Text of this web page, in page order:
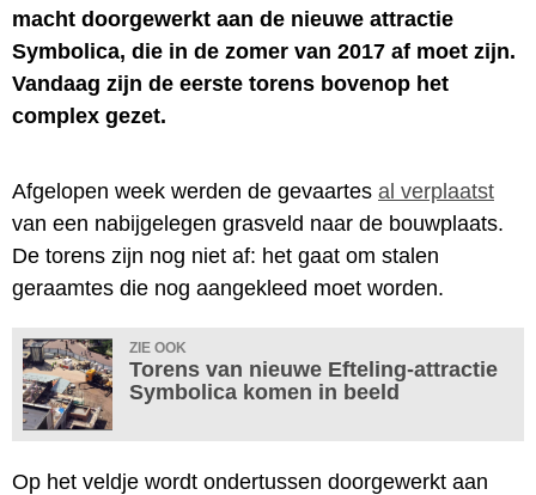
macht doorgewerkt aan de nieuwe attractie
Symbolica, die in de zomer van 2017 af moet zijn.
Vandaag zijn de eerste torens bovenop het
complex gezet.
Afgelopen week werden de gevaartes al verplaatst
van een nabijgelegen grasveld naar de bouwplaats.
De torens zijn nog niet af: het gaat om stalen
geraamtes die nog aangekleed moet worden.
ZIE OOK
Torens van nieuwe Efteling-attractie
Symbolica komen in beeld
Op het veldje wordt ondertussen doorgewerkt aan